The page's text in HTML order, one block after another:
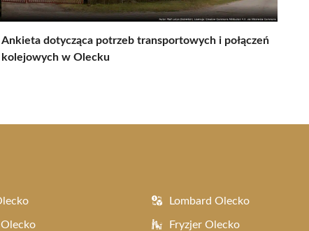
Ankieta dotycząca potrzeb transportowych i połączeń
kolejowych w Olecku
Lombard Olecko
Fryzjer Olecko